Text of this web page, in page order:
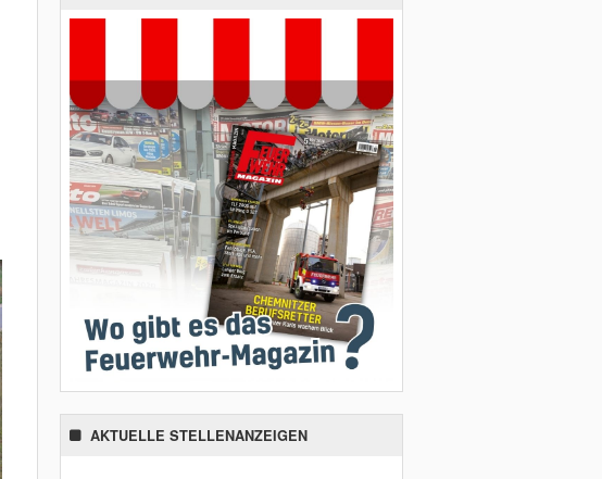
AKTUELLE STELLENANZEIGEN